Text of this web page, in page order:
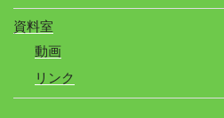
資料室
動画
リンク